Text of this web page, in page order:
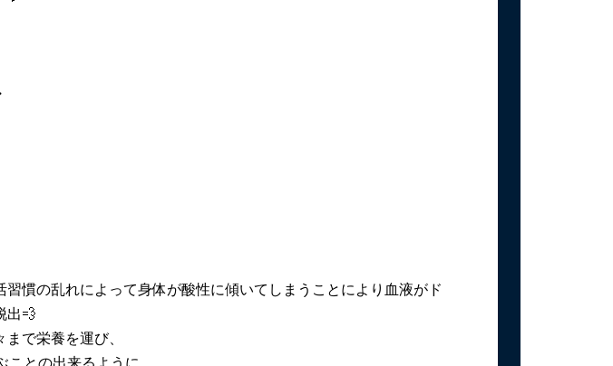
慣の乱れによって身体が酸性に傾いてしまうことにより血液がド
出💨
で栄養を運び、
ことの出来るように